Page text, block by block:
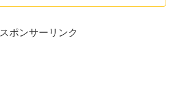
スポンサーリンク